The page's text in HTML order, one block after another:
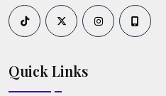
Quick Links